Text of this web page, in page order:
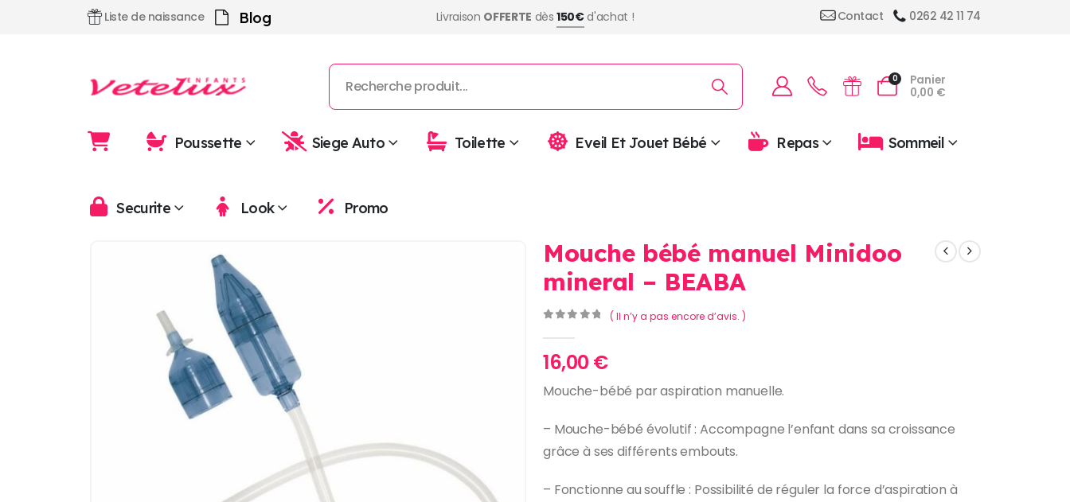
Liste de naissance Blog Livraison OFFERTE dès150€d'achat ! Contact 0262 42 11 74
0
Panier
0,00 €
Poussette Siege Auto Toilette Eveil Et Jouet Bébé Repas Sommeil
Securite Look Promo
Mouche bébé manuel Minidoo
mineral – BEABA
( Il n’y a pas encore d’avis. )
16,00 €
Mouche-bébé par aspiration manuelle.
– Mouche-bébé évolutif : Accompagne l’enfant dans sa croissance
grâce à ses différents embouts.
– Fonctionne au souffle : Possibilité de réguler la force d’aspiration à